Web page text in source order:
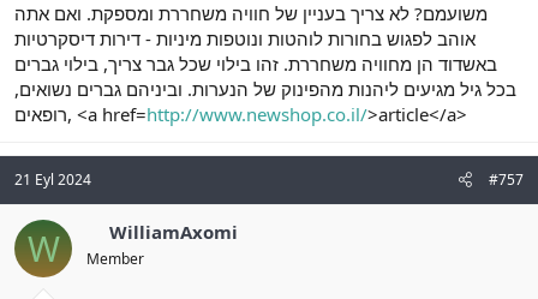
משועמם? לא צריך בעניין של חוויה משחררת ומספקת. ואם אתה
אוהב לפגוש בחורות לוהטות ונוטפות מיניות - דירות דיסקרטיות
באשדוד הן מחוויה משחררת. זהו בילוי שכל גבר צריך, בילוי גברים
בכל גיל מגיעים ליהנות מהפינוק של הנערות. וביניהם גברים נשואים,
רופאים, <a href=http://www.newshop.co.il/>article</a>
21 Eyl 2024 #757
W WilliamAxomi
Member